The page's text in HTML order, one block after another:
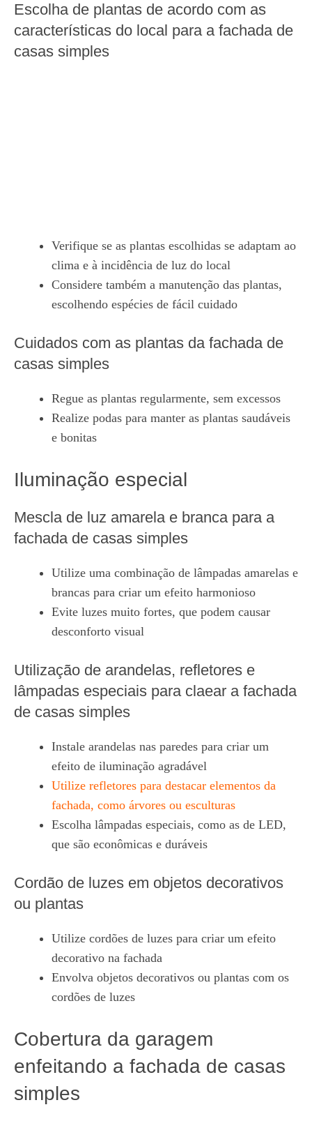
Escolha de plantas de acordo com as
características do local para a fachada de
casas simples
Verifique se as plantas escolhidas se adaptam ao
clima e à incidência de luz do local
Considere também a manutenção das plantas,
escolhendo espécies de fácil cuidado
Cuidados com as plantas da fachada de
casas simples
Regue as plantas regularmente, sem excessos
Realize podas para manter as plantas saudáveis
e bonitas
Iluminação especial
Mescla de luz amarela e branca para a
fachada de casas simples
Utilize uma combinação de lâmpadas amarelas e
brancas para criar um efeito harmonioso
Evite luzes muito fortes, que podem causar
desconforto visual
Utilização de arandelas, refletores e
lâmpadas especiais para claear a fachada
de casas simples
Instale arandelas nas paredes para criar um
efeito de iluminação agradável
Utilize refletores para destacar elementos da
fachada, como árvores ou esculturas
Escolha lâmpadas especiais, como as de LED,
que são econômicas e duráveis
Cordão de luzes em objetos decorativos
ou plantas
Utilize cordões de luzes para criar um efeito
decorativo na fachada
Envolva objetos decorativos ou plantas com os
cordões de luzes
Cobertura da garagem
enfeitando a fachada de casas
simples